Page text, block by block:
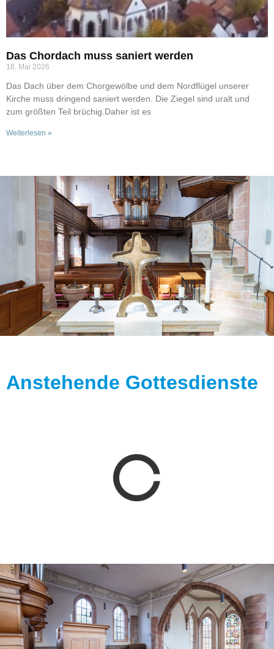
Das Chordach muss saniert werden
18. Mai 2026
Das Dach über dem Chorgewölbe und dem Nordflügel unserer
Kirche muss dringend saniert werden. Die Ziegel sind uralt und
zum größten Teil brüchig.Daher ist es
Weiterlesen »
Anstehende Gottesdienste